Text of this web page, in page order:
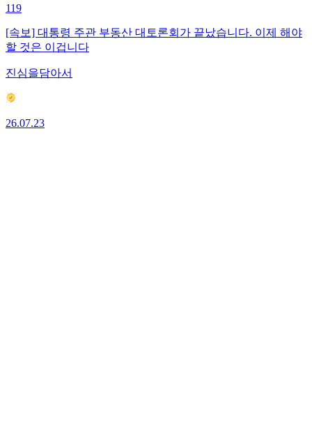
119
[속보] 대통령 주관 부동산 대토론회가 끝났습니다. 이제 해야
할 것은 이겁니다
진심을담아서
26.07.23